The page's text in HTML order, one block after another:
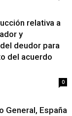
relativa a
y
deudor para
del acuerdo
0
General, España